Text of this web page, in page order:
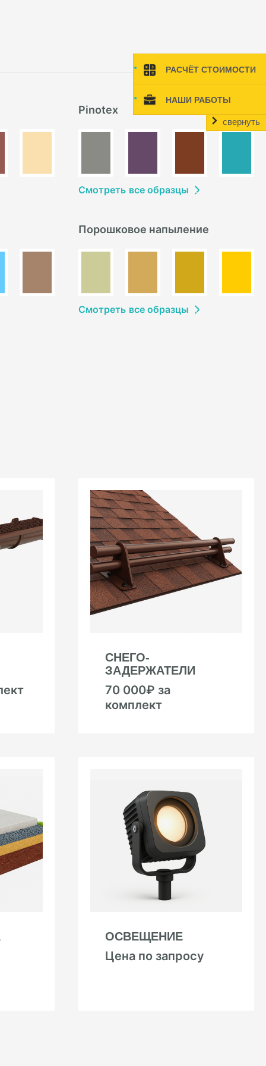
РАСЧЁТ СТОИМОСТИ
НАШИ РАБОТЫ
свернуть
Pinotex
Смотреть все образцы
Порошковое напыление
Смотреть все образцы
СНЕГО-
ЗАДЕРЖАТЕЛИ
70 000₽ за
комплект
ОСВЕЩЕНИЕ
Цена по запросу